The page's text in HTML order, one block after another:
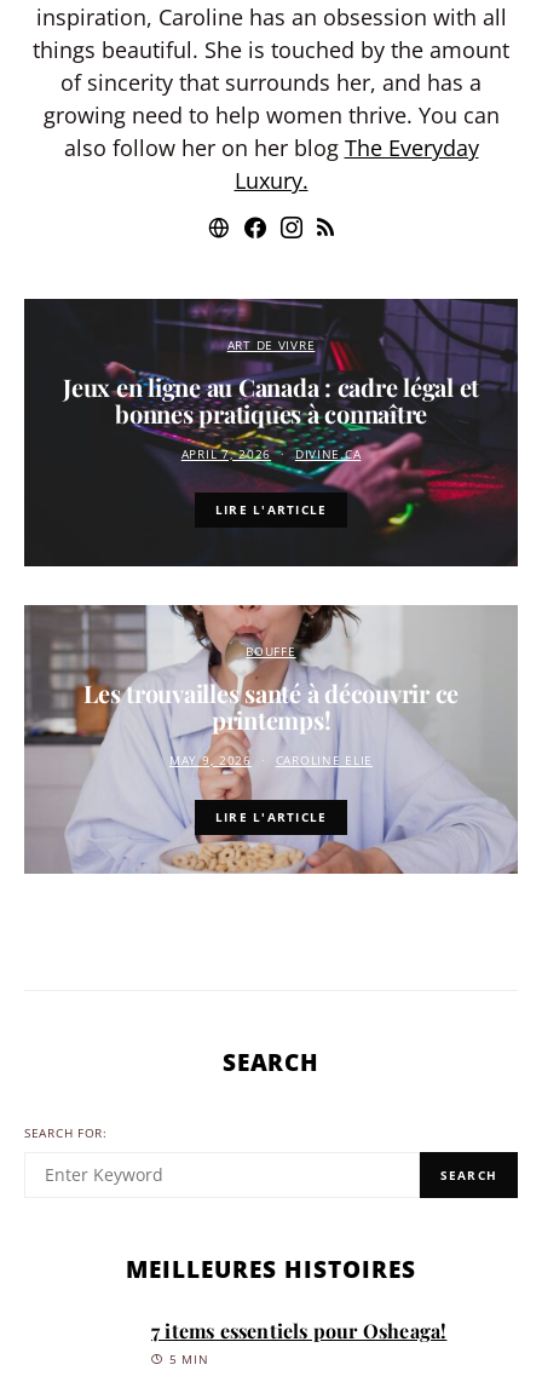
inspiration, Caroline has an obsession with all
things beautiful. She is touched by the amount
of sincerity that surrounds her, and has a
growing need to help women thrive. You can
also follow her on her blog The Everyday
Luxury.
ART DE VIVRE
Jeux en ligne au Canada : cadre légal et
bonnes pratiques à connaître
APRIL 7, 2026 DIVINE.CA
LIRE L'ARTICLE
BOUFFE
Les trouvailles santé à découvrir ce
printemps!
MAY 9, 2026 CAROLINE ELIE
LIRE L'ARTICLE
SEARCH
SEARCH FOR:
SEARCH
MEILLEURES HISTOIRES
7 items essentiels pour Osheaga!
5 MIN